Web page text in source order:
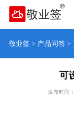
敬业签> 产品问答>
可
发布时间